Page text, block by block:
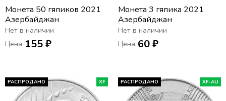
Монета 50 гяпиков 2021
Азербайджан
Нет в наличии
Цена 155 ₽
Монета 3 гяпика 2021
Азербайджан
Нет в наличии
Цена 60 ₽
РАСПРОДАНО XF РАСПРОДАНО XF-AU